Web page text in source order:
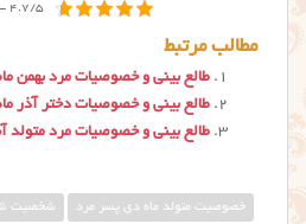
4.7/5 - (22 امتیاز)
مطالب مرتبط
طالع بینی و خصوصیات مرد بهمن
طالع بینی و خصوصیات دختر آذر
طالع بینی و خصوصیات مرد متولد
خصوصیت متولد ماه دی پسر مرد شخصیت